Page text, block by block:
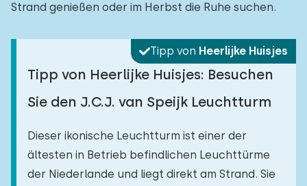
Strand genießen oder im Herbst die Ruhe suchen.
Tipp von Heerlijke Huisjes
Tipp von Heerlijke Huisjes: Besuchen
Sie den J.C.J. van Speijk Leuchtturm
Dieser ikonische Leuchtturm ist einer der
ältesten in Betrieb befindlichen Leuchttürme
der Niederlande und liegt direkt am Strand. Sie